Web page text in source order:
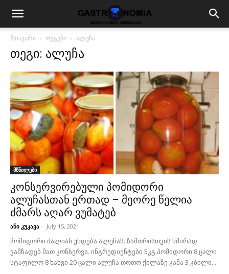
მთავარი თეგები ალუჩა
თეგი: ალუჩა
მწნილები
კონსერვირებული პომიდორი
ალუჩასთან ერთად – მეორე წელია
ძმარს აღარ ვუმატებ
ანი კუკავა - July 15, 2021
პომიდორი ძალიან უხდება ალუჩას. ზამთრისთვის ხშირად
ვამზადებ მათ კონსერვს. ინგრედიენტები 5კგ პომიდორი 8 ცალი
სტაფილო 8 ხახვი 20 ცალი ალუჩა თოთო ქილაზე კამა 3 კბილი...